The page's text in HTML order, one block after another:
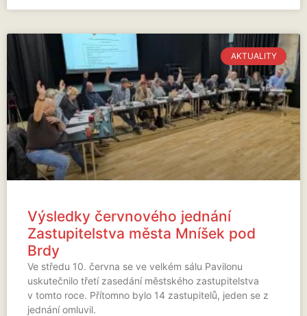
AKTUALITY
Výsledky červnového jednání
Zastupitelstva města Mníšek pod
Brdy
Ve středu 10. června se ve velkém sálu Pavilonu
uskutečnilo třetí zasedání městského zastupitelstva
v tomto roce. Přítomno bylo 14 zastupitelů, jeden se z
jednání omluvil.